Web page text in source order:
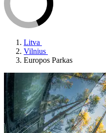
Litva
Vilnius
Europos Parkas